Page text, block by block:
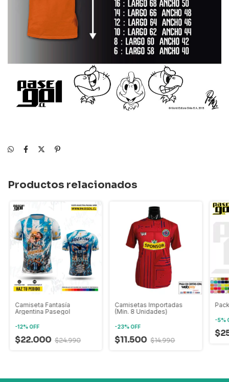
Productos relacionados
Camiseta Fantasía
Argentina Pasegol
-12%OFF
$22.000 $24.990
Camisetas Importadas
(Min. 8 Unidades)
-23%OFF
$11.500 $14.990
-5%